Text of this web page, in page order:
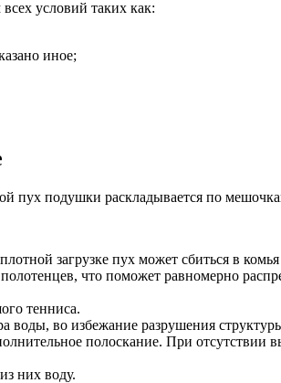
условий таких как:
иное;
пух подушки раскладывается по
загрузке пух может сбиться в
что поможет равномерно
тенниса.
во избежание разрушения
полоскание. При отсутствии
них воду.